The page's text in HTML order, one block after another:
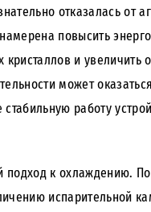
отказалась от
повысить
и
может
работу
к охлаждению.
испарительной